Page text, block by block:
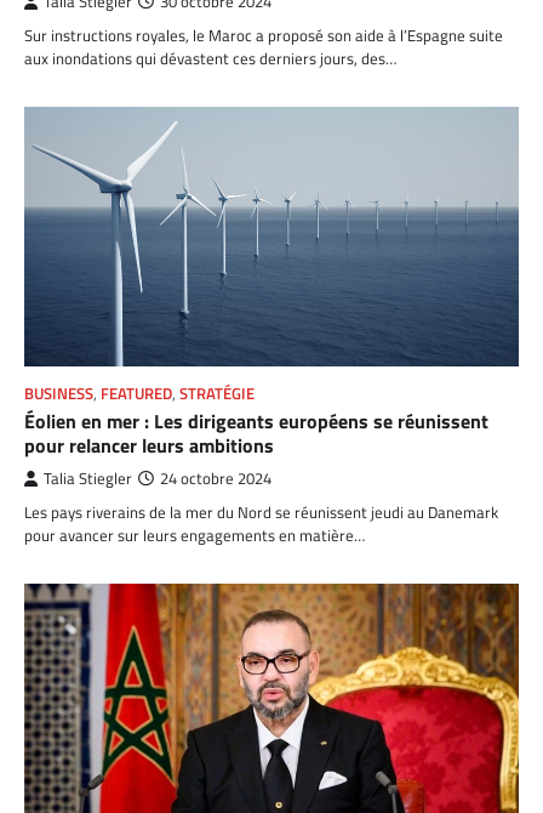
Sur instructions royales, le Maroc a proposé son aide à l’Espagne suite
aux inondations qui dévastent ces derniers jours, des…
BUSINESS, FEATURED, STRATÉGIE
Éolien en mer : Les dirigeants européens se réunissent
pour relancer leurs ambitions
Talia Stiegler 24 octobre 2024
Les pays riverains de la mer du Nord se réunissent jeudi au Danemark
pour avancer sur leurs engagements en matière…